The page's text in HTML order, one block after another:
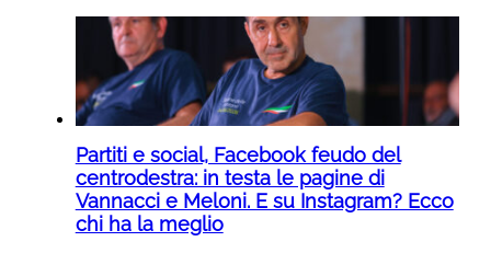
Partiti e social, Facebook feudo del
centrodestra: in testa le pagine di
Vannacci e Meloni. E su Instagram? Ecco
chi ha la meglio